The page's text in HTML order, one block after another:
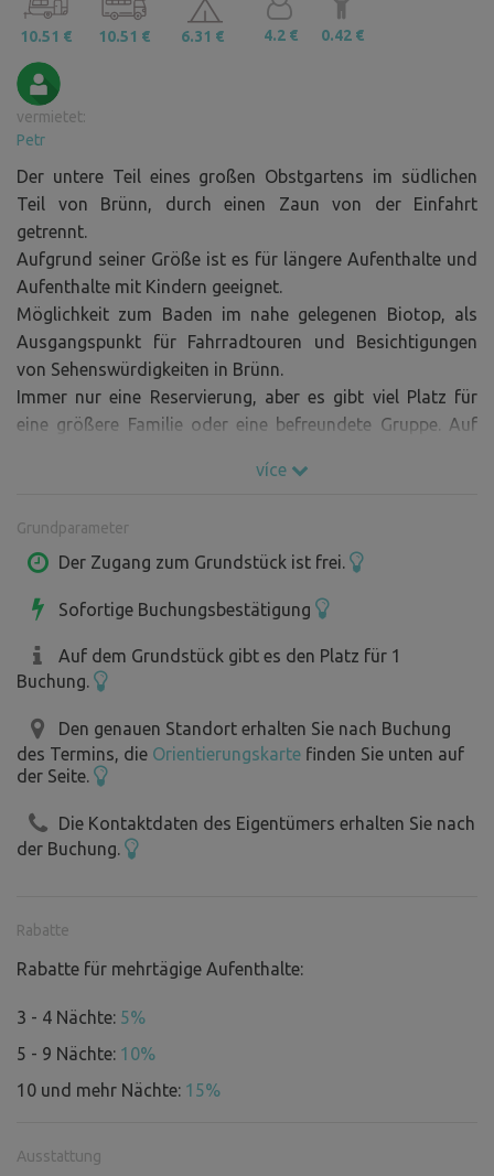
10.51 € 10.51 € 6.31 € 4.2 € 0.42 €
vermietet:
Petr
Der untere Teil eines großen Obstgartens im südlichen
Teil von Brünn, durch einen Zaun von der Einfahrt
getrennt.
Aufgrund seiner Größe ist es für längere Aufenthalte und
Aufenthalte mit Kindern geeignet.
Möglichkeit zum Baden im nahe gelegenen Biotop, als
Ausgangspunkt für Fahrradtouren und Besichtigungen
von Sehenswürdigkeiten in Brünn.
Immer nur eine Reservierung, aber es gibt viel Platz für
eine größere Familie oder eine befreundete Gruppe. Auf
oder zwei bis drei Wohnwagen abgestellt oder bis zu drei
Der Zugang zum Garten ist frei, wenn man den Code des
Torschlosses mitteilt.
vorsichtig sein, mit einem Mover oder manuell.
Ein angrenzendes Grundstück desselben Eigentümers,
teilweise durch einen Zaun abgetrennt, kann von anderen
více
Grundparameter
Der Zugang zum Grundstück ist frei.
Sofortige Buchungsbestätigung
Auf dem Grundstück gibt es den Platz für 1
Buchung.
Den genauen Standort erhalten Sie nach Buchung
des Termins, die Orientierungskarte finden Sie unten auf
der Seite.
Die Kontaktdaten des Eigentümers erhalten Sie nach
der Buchung.
Rabatte
Rabatte für mehrtägige Aufenthalte:
3 - 4 Nächte: 5%
5 - 9 Nächte: 10%
10 und mehr Nächte: 15%
Ausstattung